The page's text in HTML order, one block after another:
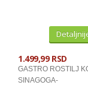
KREME ZA
1.499,99 RSD
GASTRO ROSTILJ
SINAGOGA-